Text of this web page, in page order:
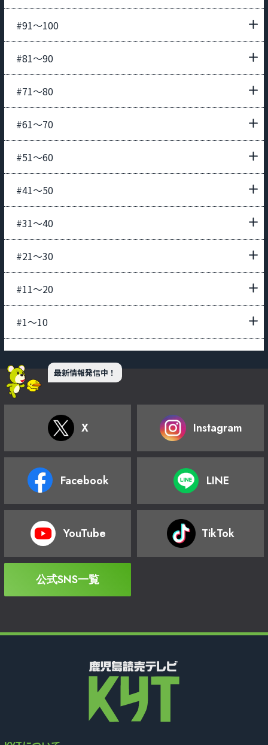
#91〜100
#81〜90
#71〜80
#61〜70
#51〜60
#41〜50
#31〜40
#21〜30
#11〜20
#1〜10
最新情報発信中！
X Instagram
Facebook LINE
YouTube TikTok
公式SNS一覧